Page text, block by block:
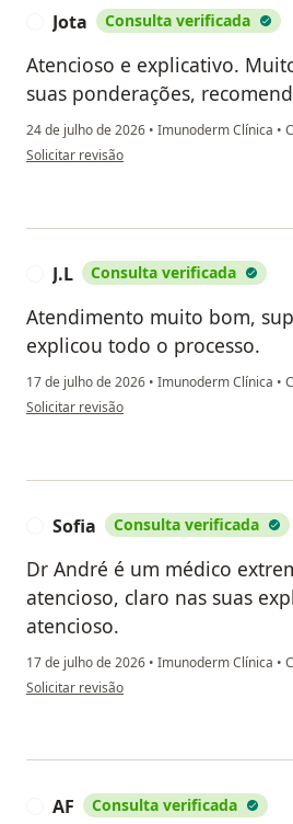
Jota Consulta verificada
Atencioso e explicativo.
suas ponderações,
24 de julho de 2026 • Imunoderm Clínica •
na opinião do utilizador Jota
Solicitar revisão
J.L Consulta verificada
Atendimento muito bom,
explicou todo o processo.
17 de julho de 2026 • Imunoderm Clínica •
na opinião do utilizador J.L
Solicitar revisão
Sofia Consulta verificada
Dr André é um médico
atencioso, claro nas suas
atencioso.
17 de julho de 2026 • Imunoderm Clínica •
na opinião do utilizador Sofia
Solicitar revisão
AF Consulta verificada